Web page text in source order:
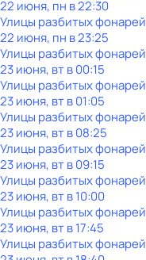
22 июня, пн в 22:30
Улицы разбитых фонарей
22 июня, пн в 23:25
Улицы разбитых фонарей
23 июня, вт в 00:15
Улицы разбитых фонарей
23 июня, вт в 01:05
Улицы разбитых фонарей
23 июня, вт в 08:25
Улицы разбитых фонарей
23 июня, вт в 09:15
Улицы разбитых фонарей
23 июня, вт в 10:00
Улицы разбитых фонарей
23 июня, вт в 17:45
Улицы разбитых фонарей